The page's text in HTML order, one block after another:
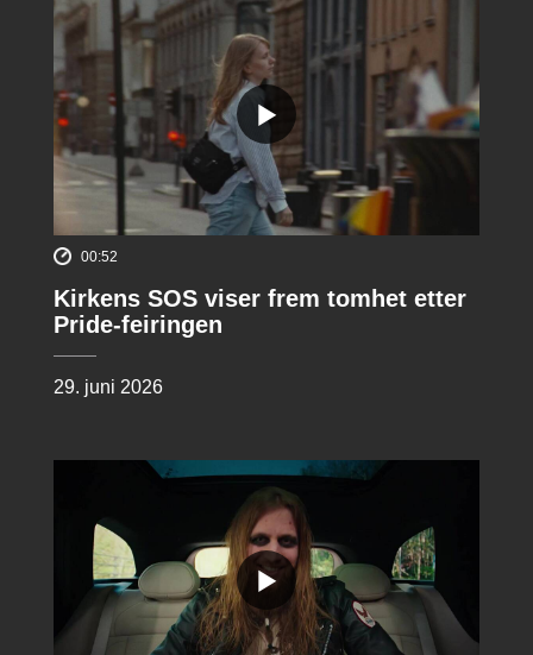
00:52
Kirkens SOS viser frem tomhet etter
Pride-feiringen
29. juni 2026